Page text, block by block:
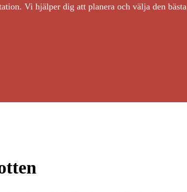
Vi hjälper dig att planera och välja den bästa